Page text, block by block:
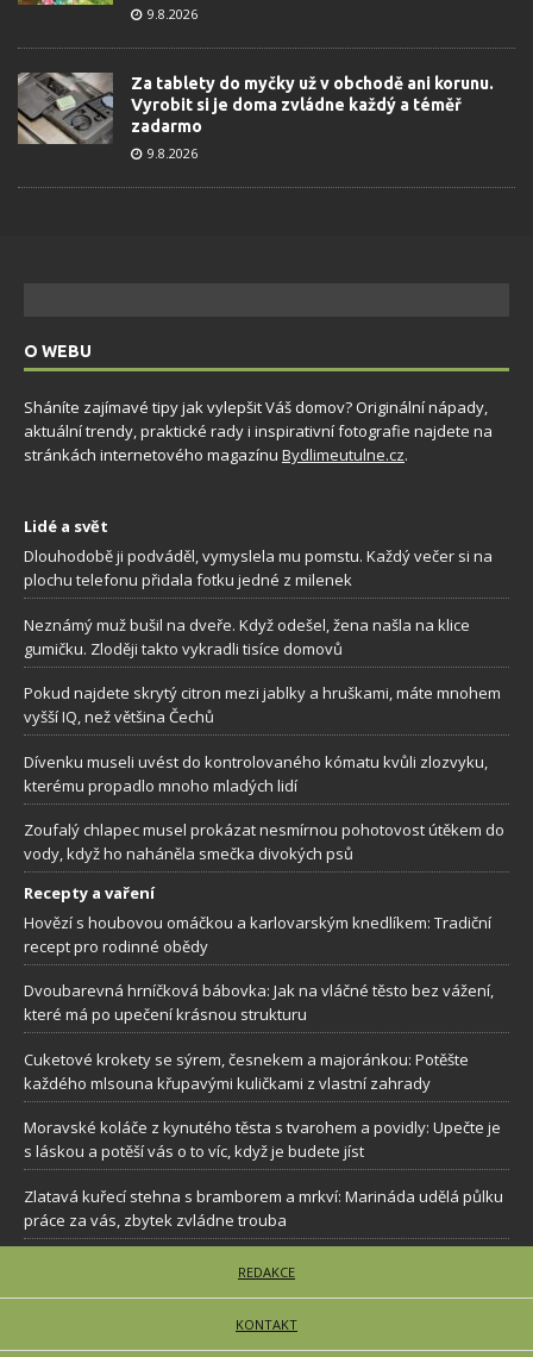
9.8.2026
Za tablety do myčky už v obchodě ani korunu.
Vyrobit si je doma zvládne každý a téměř
zadarmo
9.8.2026
O WEBU
Sháníte zajímavé tipy jak vylepšit Váš domov? Originální nápady,
aktuální trendy, praktické rady i inspirativní fotografie najdete na
stránkách internetového magazínu Bydlimeutulne.cz.
Lidé a svět
Dlouhodobě ji podváděl, vymyslela mu pomstu. Každý večer si na
plochu telefonu přidala fotku jedné z milenek
Neznámý muž bušil na dveře. Když odešel, žena našla na klice
gumičku. Zloději takto vykradli tisíce domovů
Pokud najdete skrytý citron mezi jablky a hruškami, máte mnohem
vyšší IQ, než většina Čechů
Dívenku museli uvést do kontrolovaného kómatu kvůli zlozvyku,
kterému propadlo mnoho mladých lidí
Zoufalý chlapec musel prokázat nesmírnou pohotovost útěkem do
vody, když ho naháněla smečka divokých psů
Recepty a vaření
Hovězí s houbovou omáčkou a karlovarským knedlíkem: Tradiční
recept pro rodinné obědy
Dvoubarevná hrníčková bábovka: Jak na vláčné těsto bez vážení,
které má po upečení krásnou strukturu
Cuketové krokety se sýrem, česnekem a majoránkou: Potěšte
každého mlsouna křupavými kuličkami z vlastní zahrady
Moravské koláče z kynutého těsta s tvarohem a povidly: Upečte je
s láskou a potěší vás o to víc, když je budete jíst
Zlatavá kuřecí stehna s bramborem a mrkví: Marináda udělá půlku
práce za vás, zbytek zvládne trouba
REDAKCE
KONTAKT